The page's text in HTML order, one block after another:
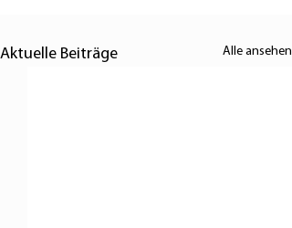
Aktuelle Beiträge Alle ansehen